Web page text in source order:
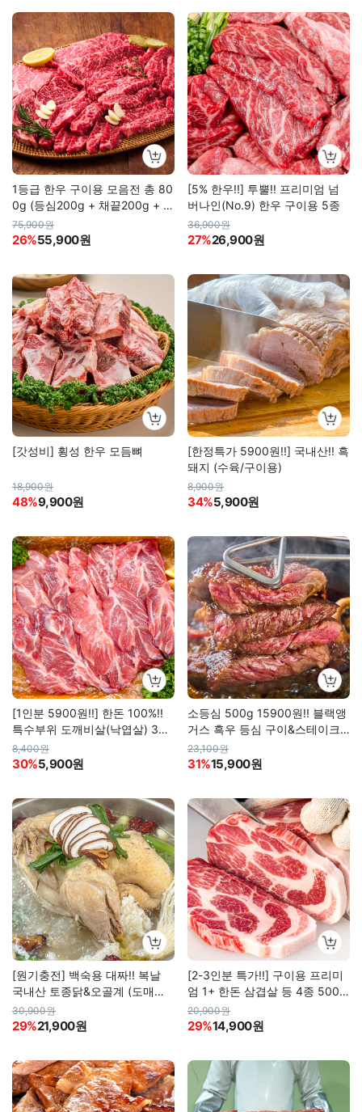
1등급 한우 구이용 모음전 총 80
0g (등심200g + 채끝200g + 설
도200g + 특수부위200g)
75,900원
26%55,900원
[5% 한우!!] 투뿔!! 프리미엄 넘
버나인(No.9) 한우 구이용 5종
36,900원
27%26,900원
[갓성비] 횡성 한우 모듬뼈
18,900원
48%9,900원
[한정특가 5900원!!] 국내산!! 흑
돼지 (수육/구이용)
8,900원
34%5,900원
[1인분 5900원!!] 한돈 100%!!
특수부위 도깨비살(낙엽살) 300
g
8,400원
30%5,900원
소등심 500g 15900원!! 블랙앵
거스 흑우 등심 구이&스테이크
용 500g/1kg
23,100원
31%15,900원
[원기충전] 백숙용 대짜!! 복날
국내산 토종닭&오골계 (도매특
가)
30,900원
29%21,900원
[2-3인분 특가!!] 구이용 프리미
엄 1+ 한돈 삼겹살 등 4종 500g
(냉장육)
20,900원
29%14,900원